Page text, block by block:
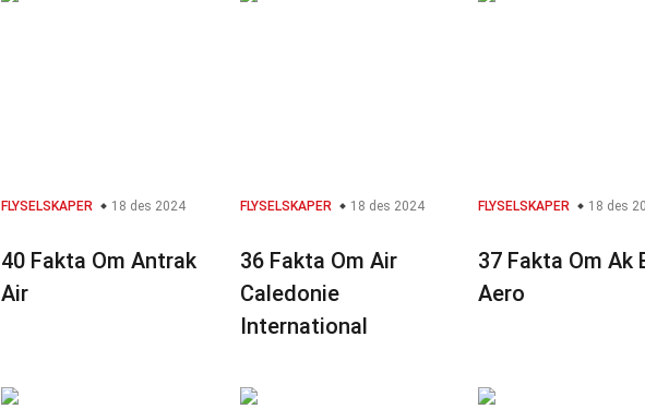
FLYSELSKAPER 18 des 2024
40 Fakta Om Antrak
Air
FLYSELSKAPER 18 des 2024
36 Fakta Om Air
Caledonie
International
FLYSELSKAPER 18 des
37 Fakta Om Ak
Aero